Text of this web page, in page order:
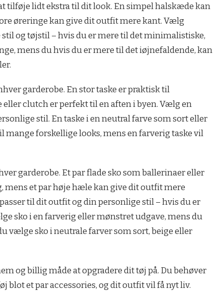
tilføje lidt ekstra til dit look. En simpel halskæde kan
øreringe kan give dit outfit mere kant. Vælg
og tøjstil – hvis du er mere til det minimalistiske,
mens du hvis du er mere til det iøjnefaldende, kan
garderobe. En stor taske er praktisk til
clutch er perfekt til en aften i byen. Vælg en
stil. En taske i en neutral farve som sort eller
forskellige looks, mens en farverig taske vil
garderobe. Et par flade sko som ballerinaer eller
mens et par høje hæle kan give dit outfit mere
til dit outfit og din personlige stil – hvis du er
sko i en farverig eller mønstret udgave, mens du
vælge sko i neutrale farver som sort, beige eller
og billig måde at opgradere dit tøj på. Du behøver
blot et par accessories, og dit outfit vil få nyt liv.